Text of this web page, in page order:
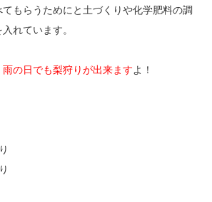
もらうためにと土づくりや化学肥料の調
れています。
の日でも梨狩りが出来ますよ！